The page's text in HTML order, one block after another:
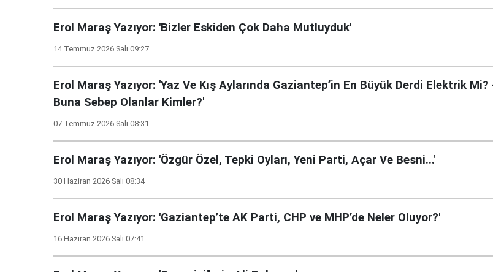
Erol Maraş Yazıyor: 'Bizler Eskiden Çok Daha Mutluyduk'
14 Temmuz 2026 Salı 09:27
Erol Maraş Yazıyor: 'Yaz Ve Kış Aylarında Gaziantep’in En Büyük Derdi Elektrik Mi?
Buna Sebep Olanlar Kimler?'
07 Temmuz 2026 Salı 08:31
Erol Maraş Yazıyor: 'Özgür Özel, Tepki Oyları, Yeni Parti, Açar Ve Besni...'
30 Haziran 2026 Salı 08:34
Erol Maraş Yazıyor: 'Gaziantep’te AK Parti, CHP ve MHP’de Neler Oluyor?'
16 Haziran 2026 Salı 07:41